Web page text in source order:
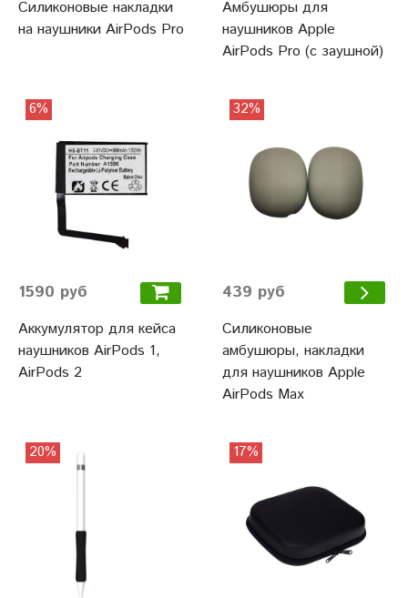
Силиконовые накладки
на наушники AirPods Pro
Амбушюры для
наушников Apple
AirPods Pro (с заушной)
6%
1590 руб
Аккумулятор для кейса
наушников AirPods 1,
AirPods 2
32%
439 руб
Силиконовые
амбушюры, накладки
для наушников Apple
AirPods Max
20% 17%